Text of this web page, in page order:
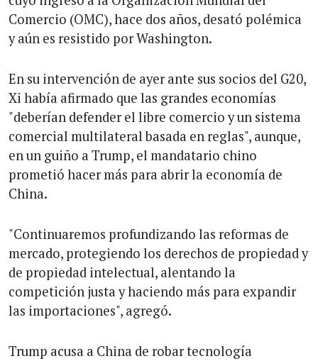
Comercio (OMC), hace dos años, desató polémica
y aún es resistido por Washington.
En su intervención de ayer ante sus socios del G20,
Xi había afirmado que las grandes economías
"deberían defender el libre comercio y un sistema
comercial multilateral basada en reglas", aunque,
en un guiño a Trump, el mandatario chino
prometió hacer más para abrir la economía de
China.
"Continuaremos profundizando las reformas de
mercado, protegiendo los derechos de propiedad y
de propiedad intelectual, alentando la
competición justa y haciendo más para expandir
las importaciones", agregó.
Trump acusa a China de robar tecnología